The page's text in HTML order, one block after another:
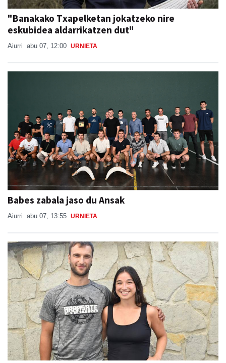
"Banakako Txapelketan jokatzeko nire
eskubidea aldarrikatzen dut"
Aiurri abu 07, 12:00 URNIETA
Babes zabala jaso du Ansak
Aiurri abu 07, 13:55 URNIETA